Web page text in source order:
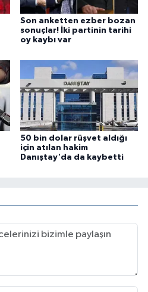
Son anketten ezber bozan
sonuçlar! İki partinin tarihi
oy kaybı var
50 bin dolar rüşvet aldığı
için atılan hakim
Danıştay'da da kaybetti